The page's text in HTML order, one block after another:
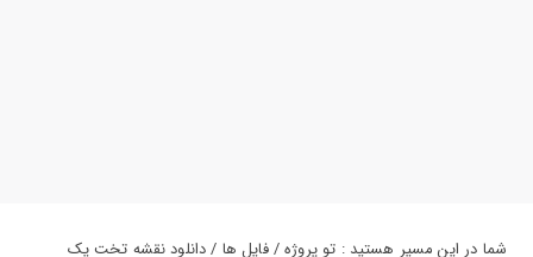
شما در این مسیر هستید : تو پروژه / فایل ها / دانلود نقشه تخت یک